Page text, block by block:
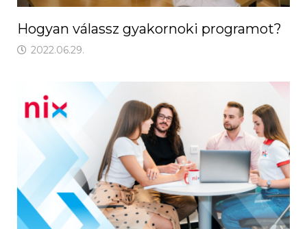
Hogyan válassz gyakornoki programot?
2022.06.29.